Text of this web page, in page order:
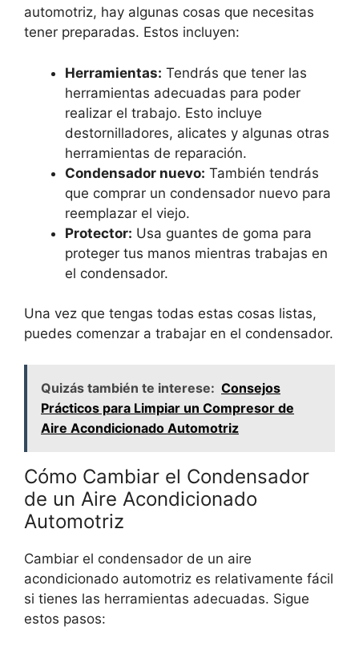
automotriz, hay algunas cosas que necesitas
tener preparadas. Estos incluyen:
Herramientas: Tendrás que tener las
herramientas adecuadas para poder
realizar el trabajo. Esto incluye
destornilladores, alicates y algunas otras
herramientas de reparación.
Condensador nuevo: También tendrás
que comprar un condensador nuevo para
reemplazar el viejo.
Protector: Usa guantes de goma para
proteger tus manos mientras trabajas en
el condensador.
Una vez que tengas todas estas cosas listas,
puedes comenzar a trabajar en el condensador.
Quizás también te interese: Consejos
Prácticos para Limpiar un Compresor de
Aire Acondicionado Automotriz
Cómo Cambiar el Condensador
de un Aire Acondicionado
Automotriz
Cambiar el condensador de un aire
acondicionado automotriz es relativamente fácil
si tienes las herramientas adecuadas. Sigue
estos pasos: